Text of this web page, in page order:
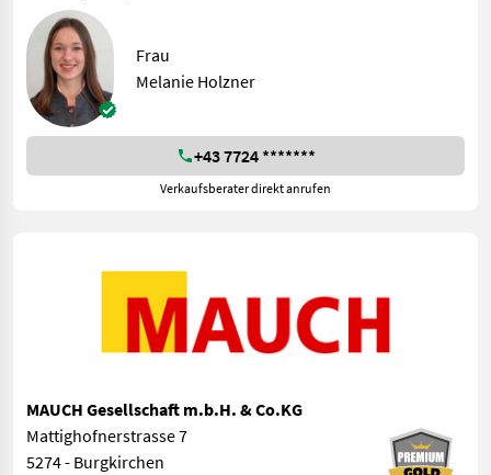
Frau
Melanie Holzner
+43 7724 *******
Verkaufsberater direkt anrufen
MAUCH Gesellschaft m.b.H. & Co.KG
Mattighofnerstrasse 7
5274 - Burgkirchen